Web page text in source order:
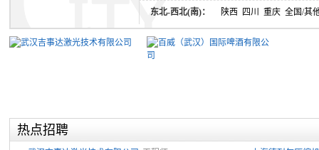
东北-西北(南)： 陕西 四川 重庆 全国/其
热点招聘